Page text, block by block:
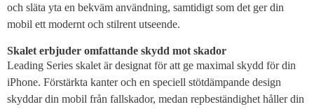
och släta yta en bekväm användning, samtidigt som det ger din
mobil ett modernt och stilrent utseende.
Skalet erbjuder omfattande skydd mot skador
Leading Series skalet är designat för att ge maximal skydd för din
iPhone. Förstärkta kanter och en speciell stötdämpande design
skyddar din mobil från fallskador, medan repbeständighet håller din